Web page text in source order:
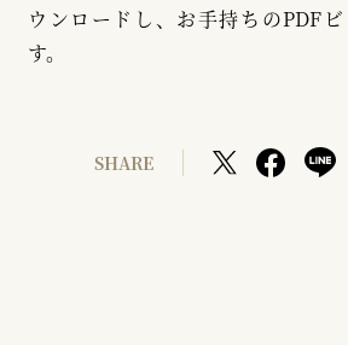
ウンロードし、お手持ちのPDF
す。
SHARE